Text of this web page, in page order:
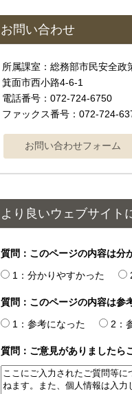
お問い合わせ
所属課室：総務部市民安全
箕面市西小路4‐6‐1
電話番号：072-724-6750
ファックス番号：072-724-
より良いウェブサイト
質問：このページの内容は分
1：分かりやすかった
質問：このページの内容は参
1：参考になった
2：
質問：ご意見がありましたら